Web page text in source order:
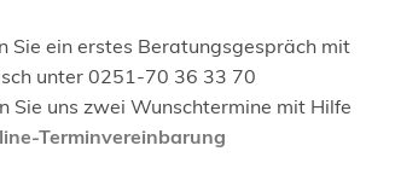
Sie ein erstes Beratungsgespräch mit
unter 0251-70 36 33 70
Sie uns zwei Wunschtermine mit Hilfe
Terminvereinbarung